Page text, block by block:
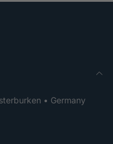
• Germany